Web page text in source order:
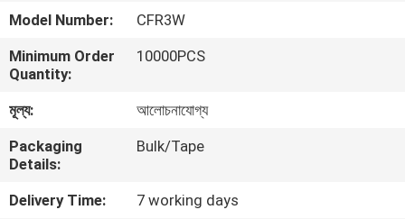
সম্পর্কে
Model Number:
CFR3W
Minimum Order
Quantity:
10000PCS
মূল্য:
আলোচনাযোগ্য
Packaging
Details:
Bulk/Tape
Delivery Time:
7 working days